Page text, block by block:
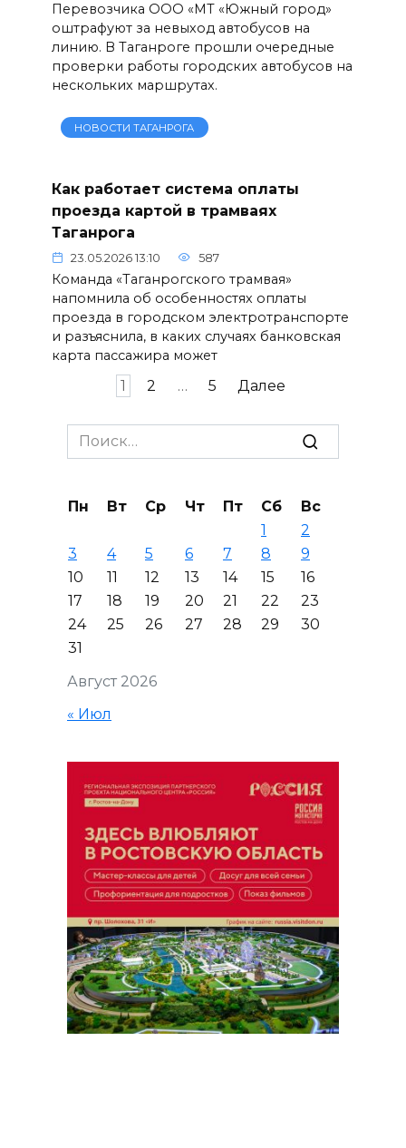
Перевозчика ООО «МТ «Южный город»
оштрафуют за невыход автобусов на
линию. В Таганроге прошли очередные
проверки работы городских автобусов на
нескольких маршрутах.
НОВОСТИ ТАГАНРОГА
Как работает система оплаты
проезда картой в трамваях
Таганрога
23.05.2026 13:10 587
Команда «Таганрогского трамвая»
напомнила об особенностях оплаты
проезда в городском электротранспорте
и разъяснила, в каких случаях банковская
карта пассажира может
1 2 … 5 Далее
Search
for:
Август 2026
Пн Вт Ср Чт Пт Сб
Вс
1
2
3
4 5 6 7 8
9
10
11 12 13 14 15
16
17
18 19 20 21 22
23
24
25 26 27 28 29
30
31
« Июл